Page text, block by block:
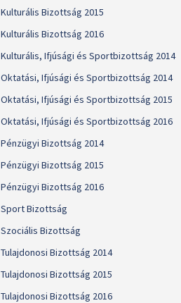
Kulturális Bizottság 2015
Kulturális Bizottság 2016
Kulturális, Ifjúsági és Sportbizottság 2014
Oktatási, Ifjúsági és Sportbizottság 2014
Oktatási, Ifjúsági és Sportbizottság 2015
Oktatási, Ifjúsági és Sportbizottság 2016
Pénzügyi Bizottság 2014
Pénzügyi Bizottság 2015
Pénzügyi Bizottság 2016
Sport Bizottság
Szociális Bizottság
Tulajdonosi Bizottság 2014
Tulajdonosi Bizottság 2015
Tulajdonosi Bizottság 2016